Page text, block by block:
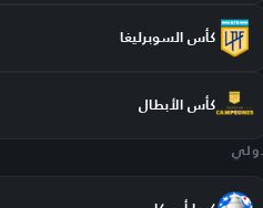
كأس السوبرليغا
كأس الأبطال